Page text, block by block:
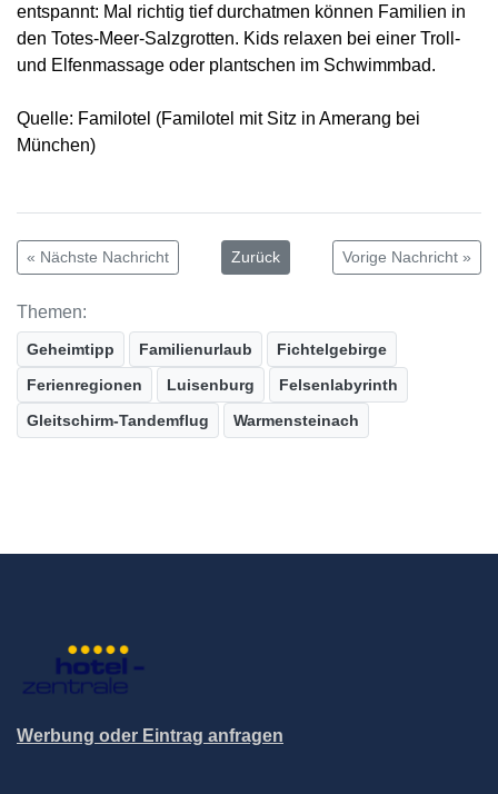
entspannt: Mal richtig tief durchatmen können Familien in
den Totes-Meer-Salzgrotten. Kids relaxen bei einer Troll-
und Elfenmassage oder plantschen im Schwimmbad.
Quelle: Familotel (Familotel mit Sitz in Amerang bei
München)
« Nächste Nachricht Zurück Vorige Nachricht »
Themen:
Geheimtipp Familienurlaub
Fichtelgebirge
Ferienregionen
Luisenburg
Felsenlabyrinth
Gleitschirm-Tandemflug
Warmensteinach
Werbung oder Eintrag anfragen